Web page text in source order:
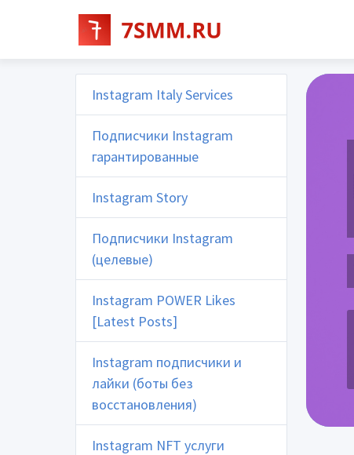
Instagram Italy Services
Подписчики Instagram
гарантированные
Instagram Story
Подписчики Instagram
(целевые)
Instagram POWER Likes
[Latest Posts]
Instagram подписчики и
лайки (боты без
восстановления)
Instagram NFT услуги